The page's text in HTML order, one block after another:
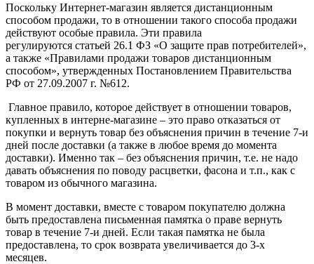
Поскольку Интернет-магазин является дистанционным
способом продажи, то в отношении такого способа продажи
действуют особые правила. Эти правила
регулируются статьей 26.1 ФЗ «О защите прав потребителей»,
а также «Правилами продажи товаров дистанционным
способом», утвержденных Постановлением Правительства
РФ от 27.09.2007 г. №612.
Главное правило, которое действует в отношении товаров,
купленных в интерне-магазине – это право отказаться от
покупки и вернуть товар без объяснения причин в течение 7-и
дней после доставки (а также в любое время до момента
доставки). Именно так – без объяснения причин, т.е. не надо
давать объяснения по поводу расцветки, фасона и т.п., как с
товаром из обычного магазина.
В момент доставки, вместе с товаром покупателю должна
быть предоставлена письменная памятка о праве вернуть
товар в течение 7-и дней. Если такая памятка не была
предоставлена, то срок возврата увеличивается до 3-х
месяцев.